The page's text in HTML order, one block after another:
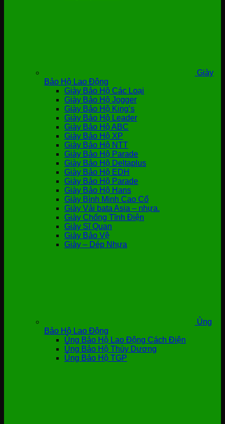
Giày
Bảo Hộ Lao Động
Giày Bảo Hộ Các Loại
Giày Bảo Hộ Jogger
Giày Bảo Hộ King’s
Giày Bảo Hộ Leader
Giày Bảo Hộ ABC
Giày Bảo Hộ XP
Giày Bảo Hộ NTT
Giày Bảo Hộ Parade
Giày Bảo Hộ Deltaplus
Giày Bảo Hộ EDH
Giày Bảo Hộ Parade
Giày Bảo Hộ Hans
Giày Bình Minh Cao Cổ
Giày Vải bata Asia – nhựa.
Giày Chống Tĩnh Điện
Giày Sĩ Quan
Giày Bảo Vệ
Giày – Dép Nhựa
Ủng
Bảo Hộ Lao Động
Ủng Bảo Hộ Lao Động Cách Điện
Ủng Bảo Hộ Thùy Dương
Ủng Bảo Hộ TGP